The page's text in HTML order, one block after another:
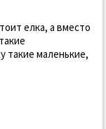
елка, а вместо
такие маленькие,